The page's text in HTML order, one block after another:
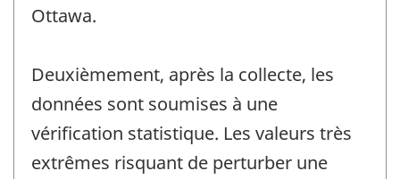
Ottawa.
Deuxièmement, après la collecte, les
données sont soumises à une
vérification statistique. Les valeurs très
extrêmes risquant de perturber une